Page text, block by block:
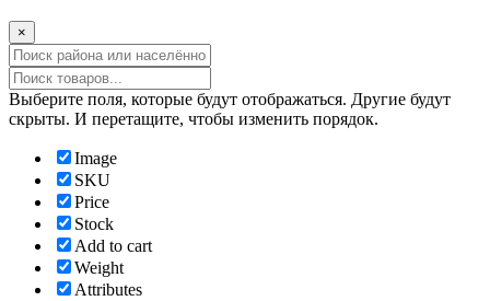
×
Прокрутка
вверх
Выберите поля, которые будут отображаться. Другие будут
скрыты. И перетащите, чтобы изменить порядок.
Image
SKU
Price
Stock
Add to cart
Weight
Attributes